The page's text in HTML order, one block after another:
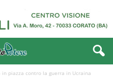
in piazza contro la guerra in Ucraina